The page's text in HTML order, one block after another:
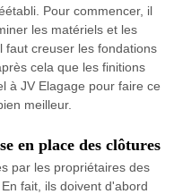
Pour commencer, il
les matériels et les
faut creuser les fondations
cela que les finitions
à JV Elagage pour faire ce
meilleur.
en place des clôtures
par les propriétaires des
fait, ils doivent d'abord